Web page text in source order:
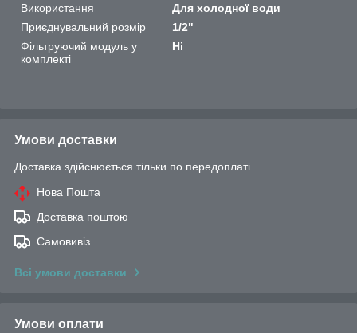
Використання
Для холодної води
Приєднувальний розмір
1/2"
Фільтруючий модуль у
комплекті
Ні
Умови доставки
Доставка здійснюється тільки по передоплаті.
Нова Пошта
Доставка поштою
Самовивіз
Всі умови доставки
Умови оплати